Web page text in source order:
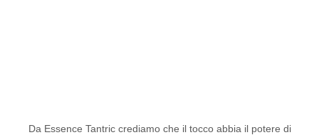
Da Essence Tantriccrediamo che il tocco abbia il potere di